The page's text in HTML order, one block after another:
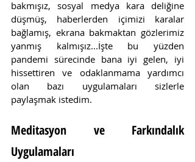
bakmışız, sosyal medya kara deliğine
düşmüş, haberlerden içimizi karalar
bağlamış, ekrana bakmaktan gözlerimiz
yanmış kalmışız...İşte bu yüzden
pandemi sürecinde bana iyi gelen, iyi
hissettiren ve odaklanmama yardımcı
olan bazı uygulamaları sizlerle
paylaşmak istedim.
Meditasyon ve Farkındalık
Uygulamaları